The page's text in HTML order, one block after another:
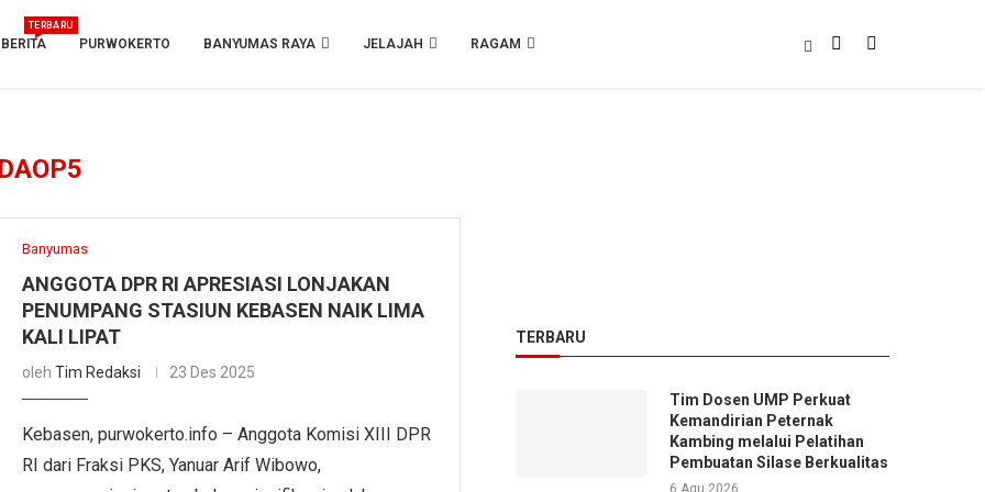
BERITA
TERBARU
PURWOKERTO BANYUMAS RAYA JELAJAH RAGAM
Banyumas
ANGGOTA DPR RI APRESIASI LONJAKAN
PENUMPANG STASIUN KEBASEN NAIK LIMA
KALI LIPAT
olehTim Redaksi 23 Des 2025
Kebasen, purwokerto.info – Anggota Komisi XIII DPR
RI dari Fraksi PKS, Yanuar Arif Wibowo,
TERBARU
Tim Dosen UMP Perkuat
Kemandirian Peternak
Kambing melalui Pelatihan
Pembuatan Silase Berkualitas
6 Agu 2026